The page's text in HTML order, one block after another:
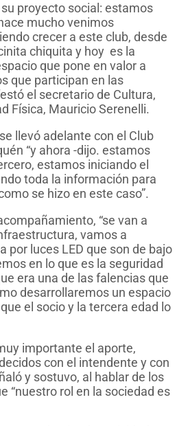
proyecto social: estamos
mucho venimos
crecer a este club, desde
chiquita y hoy es la
que pone en valor a
que participan en las
el secretario de Cultura,
Física, Mauricio Serenelli.
llevó adelante con el Club
“y ahora -dijo. estamos
estamos iniciando el
toda la información para
se hizo en este caso”.
“se van a
vamos a
por luces LED que son de bajo
en lo que es la seguridad
era una de las falencias que
desarrollaremos un espacio
el socio y la tercera edad lo
importante el aporte,
con el intendente y con
y sostuvo, al hablar de los
“nuestro rol en la sociedad es